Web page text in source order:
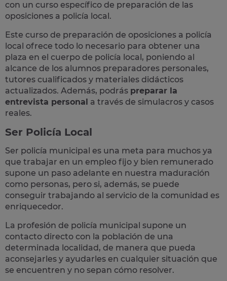
con un curso específico de preparación de las
oposiciones a policía local.
Este curso de preparación de oposiciones a policía
local ofrece todo lo necesario para obtener una
plaza en el cuerpo de policía local, poniendo al
alcance de los alumnos preparadores personales,
tutores cualificados y materiales didácticos
actualizados. Además, podrás preparar la
entrevista personal a través de simulacros y casos
reales.
Ser Policía Local
Ser policía municipal es una meta para muchos ya
que trabajar en un empleo fijo y bien remunerado
supone un paso adelante en nuestra maduración
como personas, pero si, además, se puede
conseguir trabajando al servicio de la comunidad es
enriquecedor.
La profesión de policía municipal supone un
contacto directo con la población de una
determinada localidad, de manera que pueda
aconsejarles y ayudarles en cualquier situación que
se encuentren y no sepan cómo resolver.